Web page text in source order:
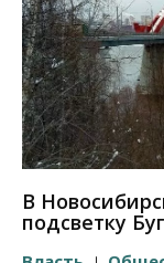
В
подсветку